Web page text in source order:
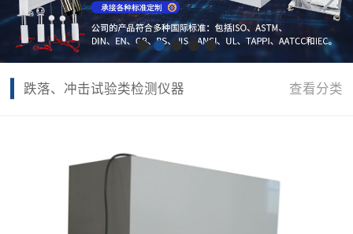
跌落、冲击试验类检测仪器 查看分类